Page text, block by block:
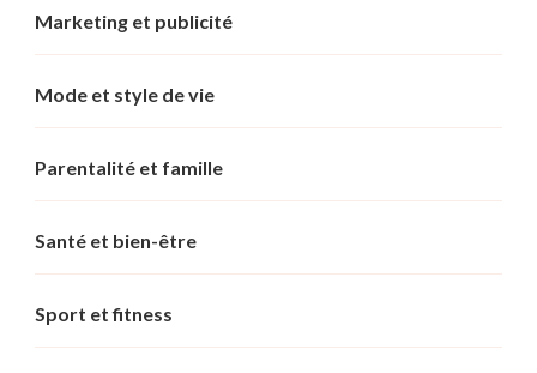
Marketing et publicité
Mode et style de vie
Parentalité et famille
Santé et bien-être
Sport et fitness